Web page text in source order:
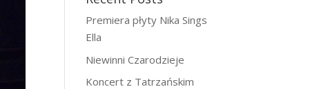
Premiera płyty Nika Sings
Ella
Niewinni Czarodzieje
Koncert z Tatrzańskim